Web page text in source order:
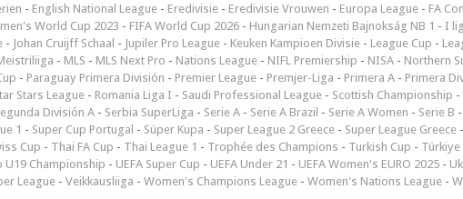
- English National League - Eredivisie - Eredivisie Vrouwen - Europa League - FA
World Cup 2023 - FIFA World Cup 2026 - Hungarian Nemzeti Bajnokság NB 1 - I
- Johan Cruijff Schaal - Jupiler Pro League - Keuken Kampioen Divisie - League Cup -
- MLS - MLS Next Pro - Nations League - NIFL Premiership - NISA - Northern
- Paraguay Primera División - Premier League - Premjer-Liga - Primera A - Primera
Stars League - Romania Liga I - Saudi Professional League - Scottish Championship -
División A - Serbia SuperLiga - Serie A - Serie A Brazil - Serie A Women - Serie B -
1 - Super Cup Portugal - Süper Kupa - Super League 2 Greece - Super League Greece -
Cup - Thai FA Cup - Thai League 1 - Trophée des Champions - Turkish Cup - Türkiye
U19 Championship - UEFA Super Cup - UEFA Under 21 - UEFA Women's EURO 2025 -
League - Veikkausliiga - Women's Champions League - Women's Nations League -